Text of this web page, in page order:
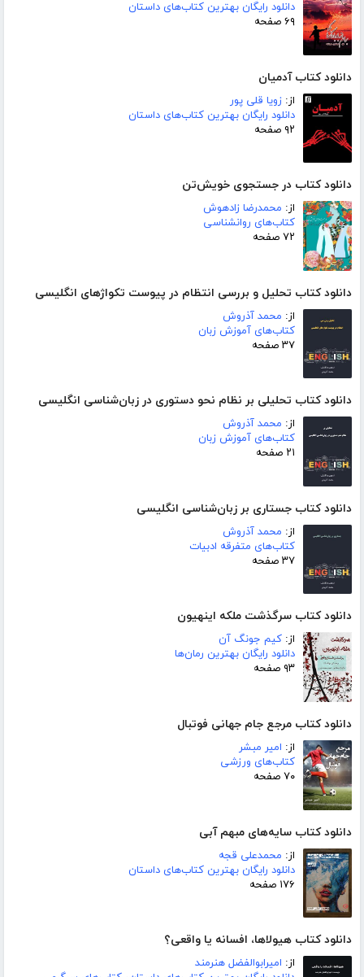
دانلود رایگان بهترین کتاب‌های داستان
۶۹ صفحه
دانلود کتاب آدمیان
از: زویا قلی پور
دانلود رایگان بهترین کتاب‌های داستان
۹۲ صفحه
دانلود کتاب در جستجوی خویش‌تن
از: محمدرضا زادهوش
کتاب‌های روانشناسی
۷۲ صفحه
دانلود کتاب تحلیل و بررسی انتظام در پیوست تکواژهای انگلیسی
از: محمد آذروش
کتاب‌های آموزش زبان
۳۷ صفحه
دانلود کتاب تحلیلی بر نظام نحو دستوری در زبان‌شناسی انگلیسی
از: محمد آذروش
کتاب‌های آموزش زبان
۲۱ صفحه
دانلود کتاب جستاری بر زبان‌شناسی انگلیسی
از: محمد آذروش
کتاب‌های متفرقه ادبیات
۳۷ صفحه
دانلود کتاب سرگذشت ملکه اینهیون
از: کیم جونگ آن
دانلود رایگان بهترین رمان‌ها
۹۳ صفحه
دانلود کتاب مرجع جام جهانی فوتبال
از: امیر مبشر
کتاب‌های ورزشی
۷۰ صفحه
دانلود کتاب سایه‌های مبهم آبی
از: محمدعلی قجه
دانلود رایگان بهترین کتاب‌های داستان
۱۷۶ صفحه
دانلود کتاب هیولاها، افسانه یا واقعی؟
از: امیرابوالفضل هنرمند